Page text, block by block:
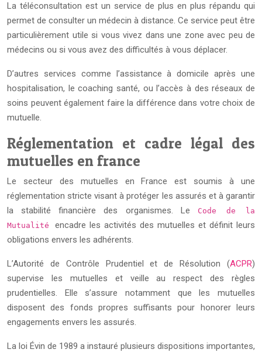
La téléconsultation est un service de plus en plus répandu qui
permet de consulter un médecin à distance. Ce service peut être
particulièrement utile si vous vivez dans une zone avec peu de
médecins ou si vous avez des difficultés à vous déplacer.
D’autres services comme l’assistance à domicile après une
hospitalisation, le coaching santé, ou l’accès à des réseaux de
soins peuvent également faire la différence dans votre choix de
mutuelle.
Réglementation et cadre légal des
mutuelles en france
Le secteur des mutuelles en France est soumis à une
réglementation stricte visant à protéger les assurés et à garantir
la stabilité financière des organismes. Le
Code de la
Mutualité encadre les activités des mutuelles et définit leurs
obligations envers les adhérents.
L’Autorité de Contrôle Prudentiel et de Résolution (ACPR)
supervise les mutuelles et veille au respect des règles
prudentielles. Elle s’assure notamment que les mutuelles
disposent des fonds propres suffisants pour honorer leurs
engagements envers les assurés.
La loi Évin de 1989 a instauré plusieurs dispositions importantes,